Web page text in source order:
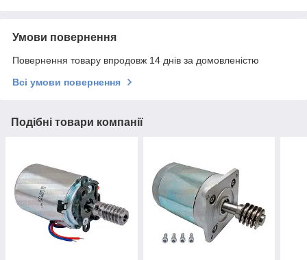
Умови повернення
Повернення товару впродовж 14 днів за домовленістю
Всі умови повернення
Подібні товари компанії